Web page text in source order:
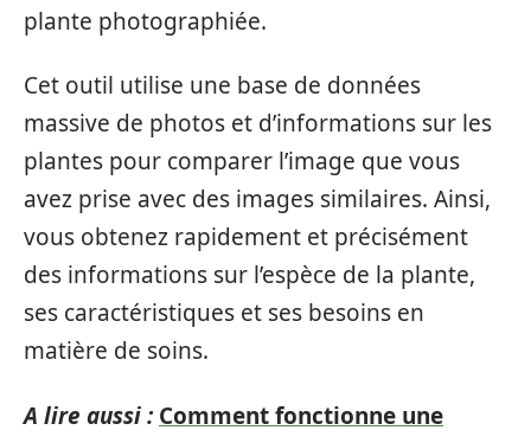
plante photographiée.
Cet outil utilise une base de données
massive de photos et d’informations sur les
plantes pour comparer l’image que vous
avez prise avec des images similaires. Ainsi,
vous obtenez rapidement et précisément
des informations sur l’espèce de la plante,
ses caractéristiques et ses besoins en
matière de soins.
A lire aussi : Comment fonctionne une